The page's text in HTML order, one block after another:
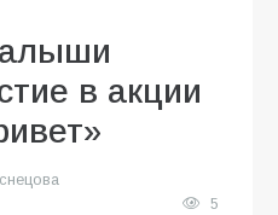
в акции
5